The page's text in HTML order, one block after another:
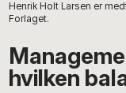
Henrik Holt Larsen er
Forlaget.
hvilken